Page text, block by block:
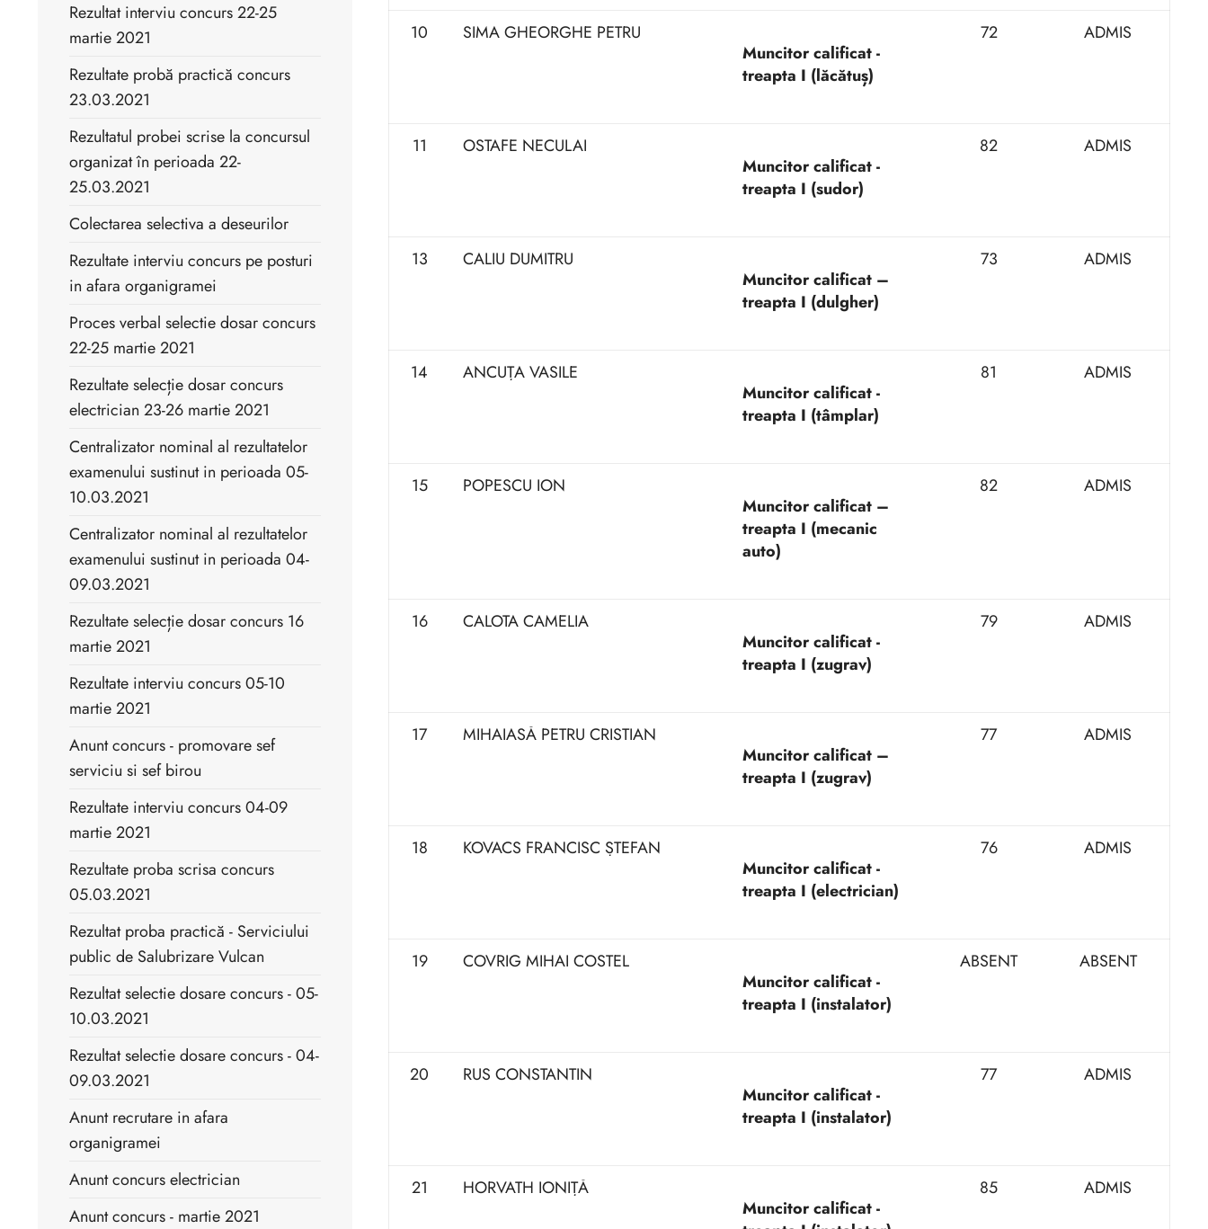
10
SIMA GHEORGHE PETRU
Muncitor calificat -
treapta I (lăcătuș)
72 ADMIS
11
OSTAFE NECULAI
Muncitor calificat -
treapta I (sudor)
82 ADMIS
13
CALIU DUMITRU
Muncitor calificat –
treapta I (dulgher)
73 ADMIS
14
ANCUȚA VASILE
Muncitor calificat -
treapta I (tâmplar)
81 ADMIS
15
POPESCU ION
Muncitor calificat –
treapta I (mecanic
auto)
82 ADMIS
16
CALOTA CAMELIA
Muncitor calificat -
treapta I (zugrav)
79 ADMIS
17
MIHAIASĂ PETRU CRISTIAN
Muncitor calificat –
treapta I (zugrav)
77 ADMIS
18
KOVACS FRANCISC ȘTEFAN
Muncitor calificat -
treapta I (electrician)
76 ADMIS
19
COVRIG MIHAI COSTEL
Muncitor calificat -
treapta I (instalator)
ABSENT ABSENT
20
RUS CONSTANTIN
Muncitor calificat -
treapta I (instalator)
77 ADMIS
21
HORVATH IONIȚĂ
Muncitor calificat -
85 ADMIS
Rezultat interviu concurs 22-25
martie 2021
Rezultate probă practică concurs
23.03.2021
Rezultatul probei scrise la concursul
organizat în perioada 22-
25.03.2021
Colectarea selectiva a deseurilor
Rezultate interviu concurs pe posturi
in afara organigramei
Proces verbal selectie dosar concurs
22-25 martie 2021
Rezultate selecție dosar concurs
electrician 23-26 martie 2021
Centralizator nominal al rezultatelor
examenului sustinut in perioada 05-
10.03.2021
Centralizator nominal al rezultatelor
examenului sustinut in perioada 04-
09.03.2021
Rezultate selecție dosar concurs 16
martie 2021
Rezultate interviu concurs 05-10
martie 2021
Anunt concurs - promovare sef
serviciu si sef birou
Rezultate interviu concurs 04-09
martie 2021
Rezultate proba scrisa concurs
05.03.2021
Rezultat proba practică - Serviciului
public de Salubrizare Vulcan
Rezultat selectie dosare concurs - 05-
10.03.2021
Rezultat selectie dosare concurs - 04-
09.03.2021
Anunt recrutare in afara
organigramei
Anunt concurs electrician
Anunt concurs - martie 2021